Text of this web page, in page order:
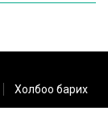
Холбоо барих